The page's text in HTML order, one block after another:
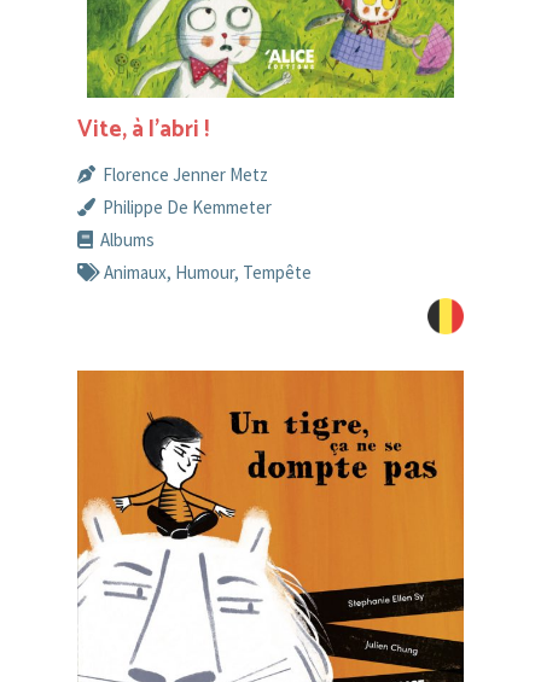
Vite, à l’abri !
Florence Jenner Metz
Philippe De Kemmeter
Albums
Animaux, Humour, Tempête